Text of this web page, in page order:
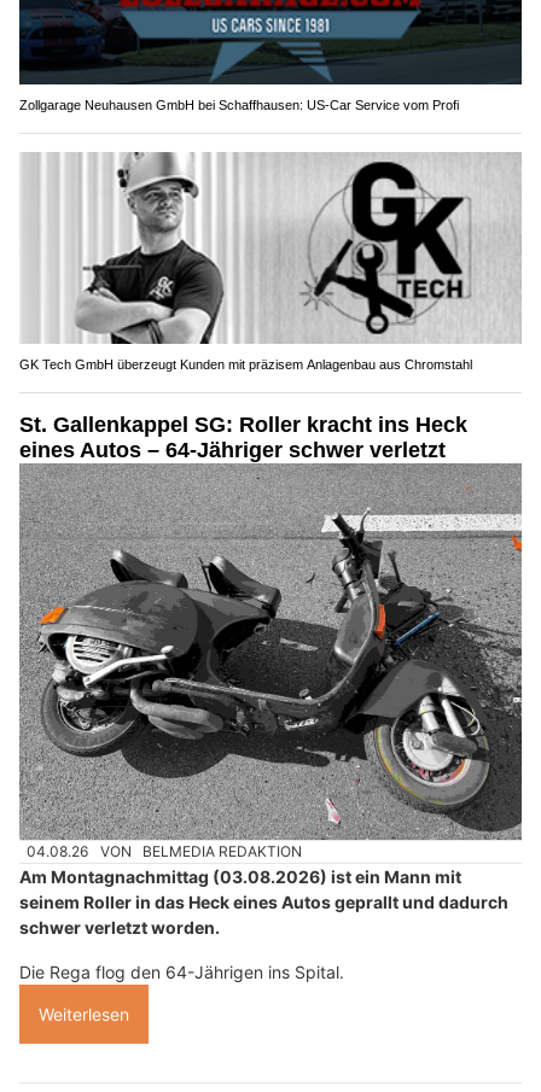
Zollgarage Neuhausen GmbH bei Schaffhausen: US-Car Service vom Profi
GK Tech GmbH überzeugt Kunden mit präzisem Anlagenbau aus Chromstahl
St. Gallenkappel SG: Roller kracht ins Heck
eines Autos – 64-Jähriger schwer verletzt
04.08.26 VON BELMEDIA REDAKTION
Am Montagnachmittag (03.08.2026) ist ein Mann mit
seinem Roller in das Heck eines Autos geprallt und dadurch
schwer verletzt worden.
Die Rega flog den 64-Jährigen ins Spital.
Weiterlesen